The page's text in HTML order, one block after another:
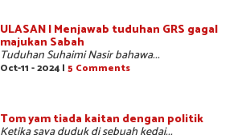
ULASAN | Menjawab tuduhan GRS gagal
majukan Sabah
Tuduhan Suhaimi Nasir bahawa...
Oct-11 - 2024 | 5 Comments
Tom yam tiada kaitan dengan politik